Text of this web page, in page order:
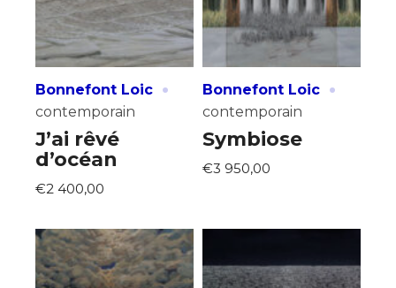
Bonnefont Loic ·
contemporain
J’ai rêvé
d’océan
€2 400,00
Bonnefont Loic ·
contemporain
Symbiose
€3 950,00